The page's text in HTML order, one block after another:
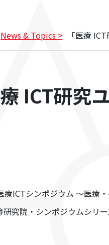
News & Topics 「医療
療 ICT研
療ICTシンポジウム ～医療
究院・シンポジウムシリー